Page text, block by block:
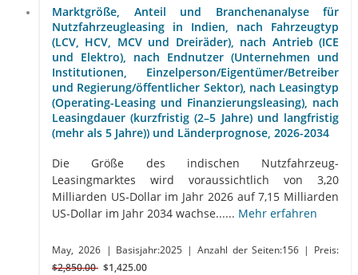
Marktgröße, Anteil und Branchenanalyse für
Nutzfahrzeugleasing in Indien, nach Fahrzeugtyp
(LCV, HCV, MCV und Dreiräder), nach Antrieb (ICE
und Elektro), nach Endnutzer (Unternehmen und
Institutionen, Einzelperson/Eigentümer/Betreiber
und Regierung/öffentlicher Sektor), nach Leasingtyp
(Operating-Leasing und Finanzierungsleasing), nach
Leasingdauer (kurzfristig (2–5 Jahre) und langfristig
(mehr als 5 Jahre)) und Länderprognose, 2026-2034
Die Größe des indischen Nutzfahrzeug-
Leasingmarktes wird voraussichtlich von 3,20
Milliarden US-Dollar im Jahr 2026 auf 7,15 Milliarden
US-Dollar im Jahr 2034 wachse...... Mehr erfahren
May, 2026 | Basisjahr:2025 | Anzahl der Seiten:156 | Preis:
$2,850.00 $1,425.00